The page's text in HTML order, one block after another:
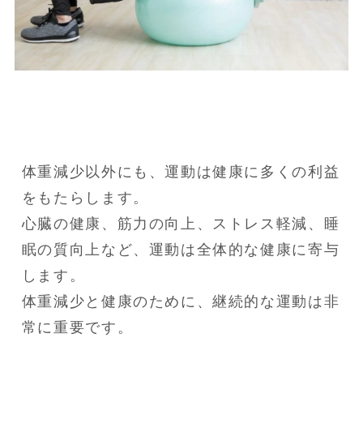
体重減少以外にも、運動は健康に多くの利益
をもたらします。
心臓の健康、筋力の向上、ストレス軽減、睡
眠の質向上など、運動は全体的な健康に寄与
します。
体重減少と健康のために、継続的な運動は非
常に重要です。